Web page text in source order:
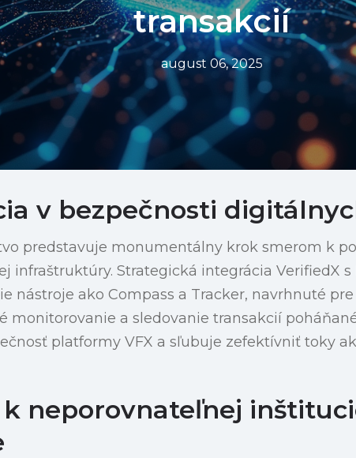
transakcií
august 06, 2025
v bezpečnosti
predstavuje monumentálny krok smerom k
infraštruktúry. Strategická integrácia VerifiedX s
nástroje ako Compass a Tracker, navrhnuté
monitorovanie a sledovanie transakcií
platformy VFX a sľubuje zefektívniť toky
neporovnateľnej